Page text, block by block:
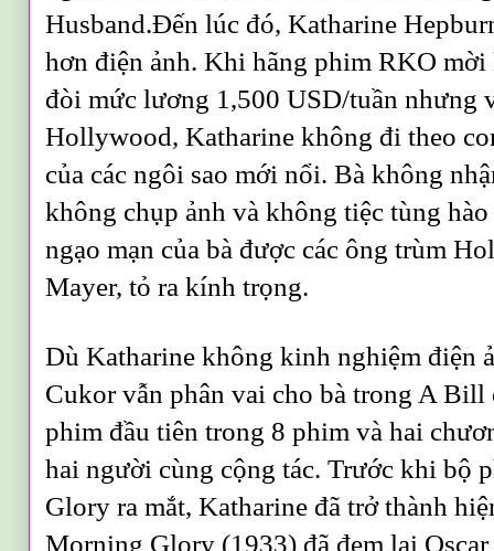
Husband.Ðến lúc đó, Katharine
hơn điện ảnh. Khi hãng phim RKO
đòi mức lương 1,500 USD/tuần nhưng
Hollywood, Katharine không đi theo
của các ngôi sao mới nổi. Bà không
không chụp ảnh và không tiệc tùng
ngạo mạn của bà được các ông trùm
Mayer, tỏ ra kính trọng.
Dù Katharine không kinh nghiệm điện
Cukor vẫn phân vai cho bà trong A
phim đầu tiên trong 8 phim và hai
hai người cùng cộng tác. Trước khi bộ
Glory ra mắt, Katharine đã trở thành
Morning Glory (1933) đã đem lại